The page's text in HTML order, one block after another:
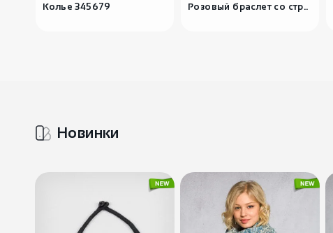
Колье 345679 Розовый браслет со стр..
Новинки